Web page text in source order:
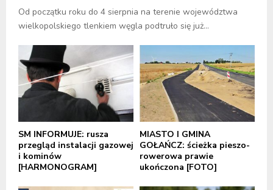
Od początku roku do 4 sierpnia na terenie województwa
wielkopolskiego tlenkiem węgla podtruło się już...
SM INFORMUJE: rusza
przegląd instalacji gazowej
i kominów
[HARMONOGRAM]
MIASTO I GMINA
GOŁAŃCZ: ścieżka pieszo-
rowerowa prawie
ukończona [FOTO]